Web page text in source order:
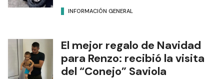
INFORMACIÓN GENERAL
El mejor regalo de Navidad
para Renzo: recibió la visita
del “Conejo” Saviola